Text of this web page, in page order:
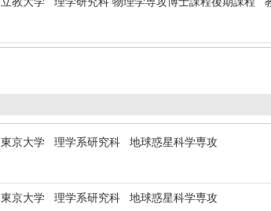
東京大学 理学系研究科 地球惑星科学専攻
東京大学 理学系研究科 地球惑星科学専攻